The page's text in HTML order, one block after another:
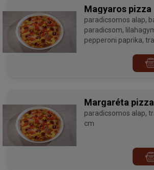
Magyaros pizza
paradicsomos alap, bacon, kolbász,
paradicsom, lilahagyma, csípős
Margaréta pizza
paradicsomos alap, trappista sajt - 30
cm